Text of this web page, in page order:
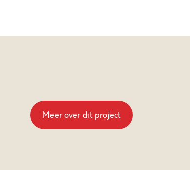
Meer over dit project